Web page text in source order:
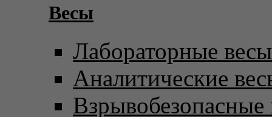
Весы
Лабораторные весы
Аналитические
Взрывобезопасные